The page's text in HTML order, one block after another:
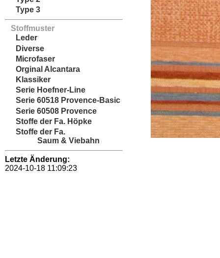
Type 3
Stoffmuster
Leder
Diverse
Microfaser
Orginal Alcantara
Klassiker
Serie Hoefner-Line
Serie 60518 Provence-Basic
Serie 60508 Provence
Stoffe der Fa. Höpke
Stoffe der Fa.
Saum & Viebahn
Letzte Änderung:
2024-10-18 11:09:23